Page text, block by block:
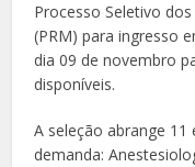
Processo Seletivo
(PRM) para ingresso
dia 09 de novembro
disponíveis.
A seleção abrange 11
demanda: